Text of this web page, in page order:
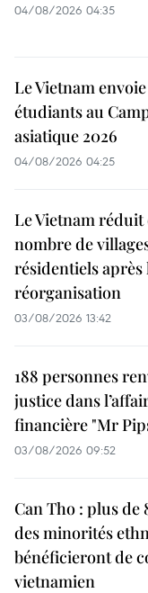
04/08/2026 04:35
Le Vietnam
étudiants au
asiatique 2026
04/08/2026 04:25
Le Vietnam réduit
nombre de
résidentiels après
réorganisation
03/08/2026 13:42
188 personnes
justice dans
financière "Mr
03/08/2026 09:52
Can Tho : plus de
des minorités
bénéficieront de
vietnamien